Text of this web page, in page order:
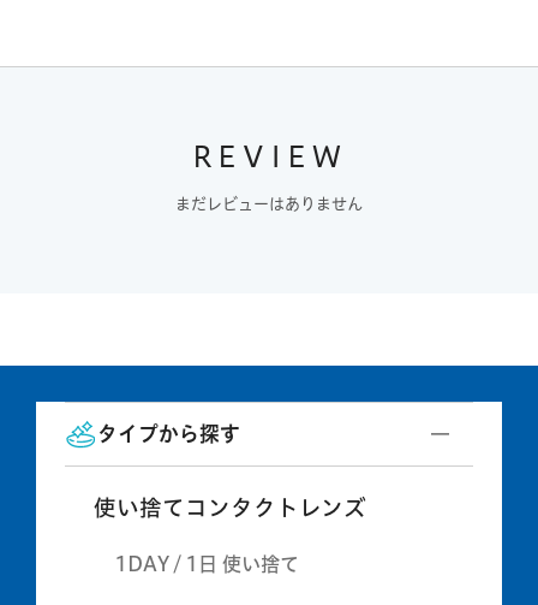
REVIEW
まだレビューはありません
タイプから探す
使い捨てコンタクトレンズ
1DAY / 1日 使い捨て